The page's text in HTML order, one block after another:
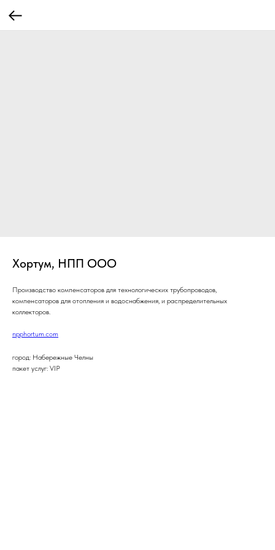
Хортум, НПП ООО
Производство компенсаторов для технологических трубопроводов,
компенсаторов для отопления и водоснабжения, и распределительных
коллекторов.
npphortum.com
город: Набережные Челны
пакет услуг: VIP